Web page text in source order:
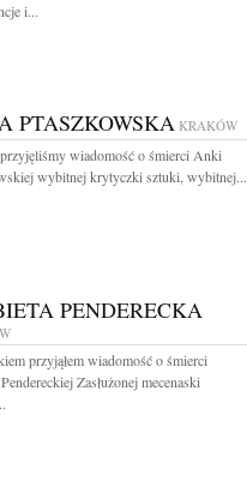
i...
PTASZKOWSKA KRAKÓW
wiadomość o śmierci Anki
wybitnej krytyczki sztuki, wybitnej...
PENDERECKA
przyjąłem wiadomość o śmierci
Zasłużonej mecenaski